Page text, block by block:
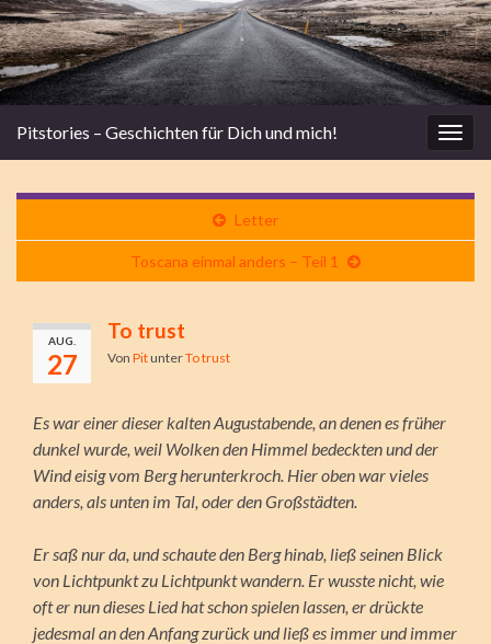
Pitstories – Geschichten für Dich und mich!
Letter
Toscana einmal anders – Teil 1
AUG.
27
To trust
Von PitunterTo trust
Es war einer dieser kalten Augustabende, an denen es früher
dunkel wurde, weil Wolken den Himmel bedeckten und der
Wind eisig vom Berg herunterkroch. Hier oben war vieles
anders, als unten im Tal, oder den Großstädten.
Er saß nur da, und schaute den Berg hinab, ließ seinen Blick
von Lichtpunkt zu Lichtpunkt wandern. Er wusste nicht, wie
oft er nun dieses Lied hat schon spielen lassen, er drückte
jedesmal an den Anfang zurück und ließ es immer und immer